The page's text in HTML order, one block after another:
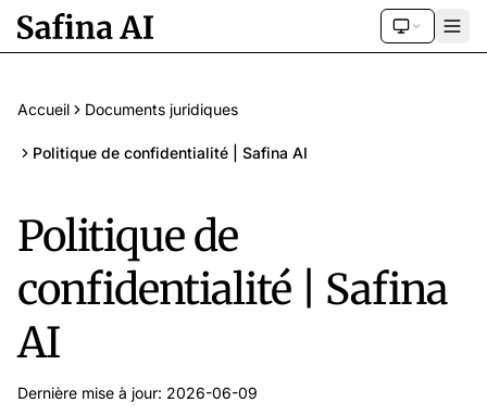
Accueil Documents juridiques
Politique de confidentialité | Safina AI
Politique de
confidentialité | Safina
AI
Dernière mise à jour: 2026-06-09